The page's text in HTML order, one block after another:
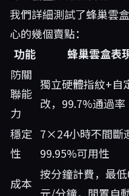
我們詳細測試了蜂巢雲
心的幾個賣點：
功能
蜂巢雲盒表
防關
聯能
力
獨立硬體指紋+自
改，99.7%通過率
穩定
性
7×24小時不間斷
99.95%可用性
成本
按分鐘計費，最